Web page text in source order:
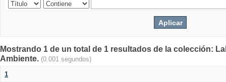
Mostrando 1 de un total de 1 resultados de la colección:
Ambiente. (0.001 segundos)
1